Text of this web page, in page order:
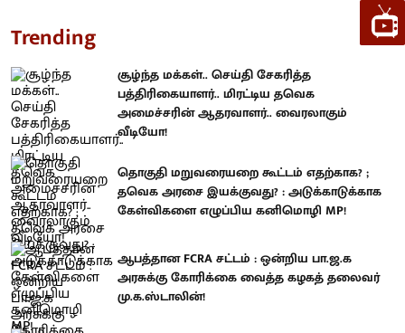
Trending
சூழ்ந்த மக்கள்.. செய்தி சேகரித்த
பத்திரிகையாளர்.. மிரட்டிய தவெக
அமைச்சரின் ஆதரவாளர்.. வைரலாகும்
வீடியோ!
தொகுதி மறுவரையறை கூட்டம் எதற்காக? ;
தவெக அரசை இயக்குவது? : அடுக்காடுக்காக
கேள்விகளை எழுப்பிய கனிமொழி MP!
ஆபத்தான FCRA சட்டம் : ஒன்றிய பா.ஜ.க
அரசுக்கு கோரிக்கை வைத்த கழகத் தலைவர்
மு.க.ஸ்டாலின்!